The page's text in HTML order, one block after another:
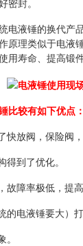
密封。
电液锤的换代产
原理类似于电液
用寿命、提高锻
比较有如下优点：
快放阀，保险阀
到了优化。
故障率极低，提
的电液锤要大）